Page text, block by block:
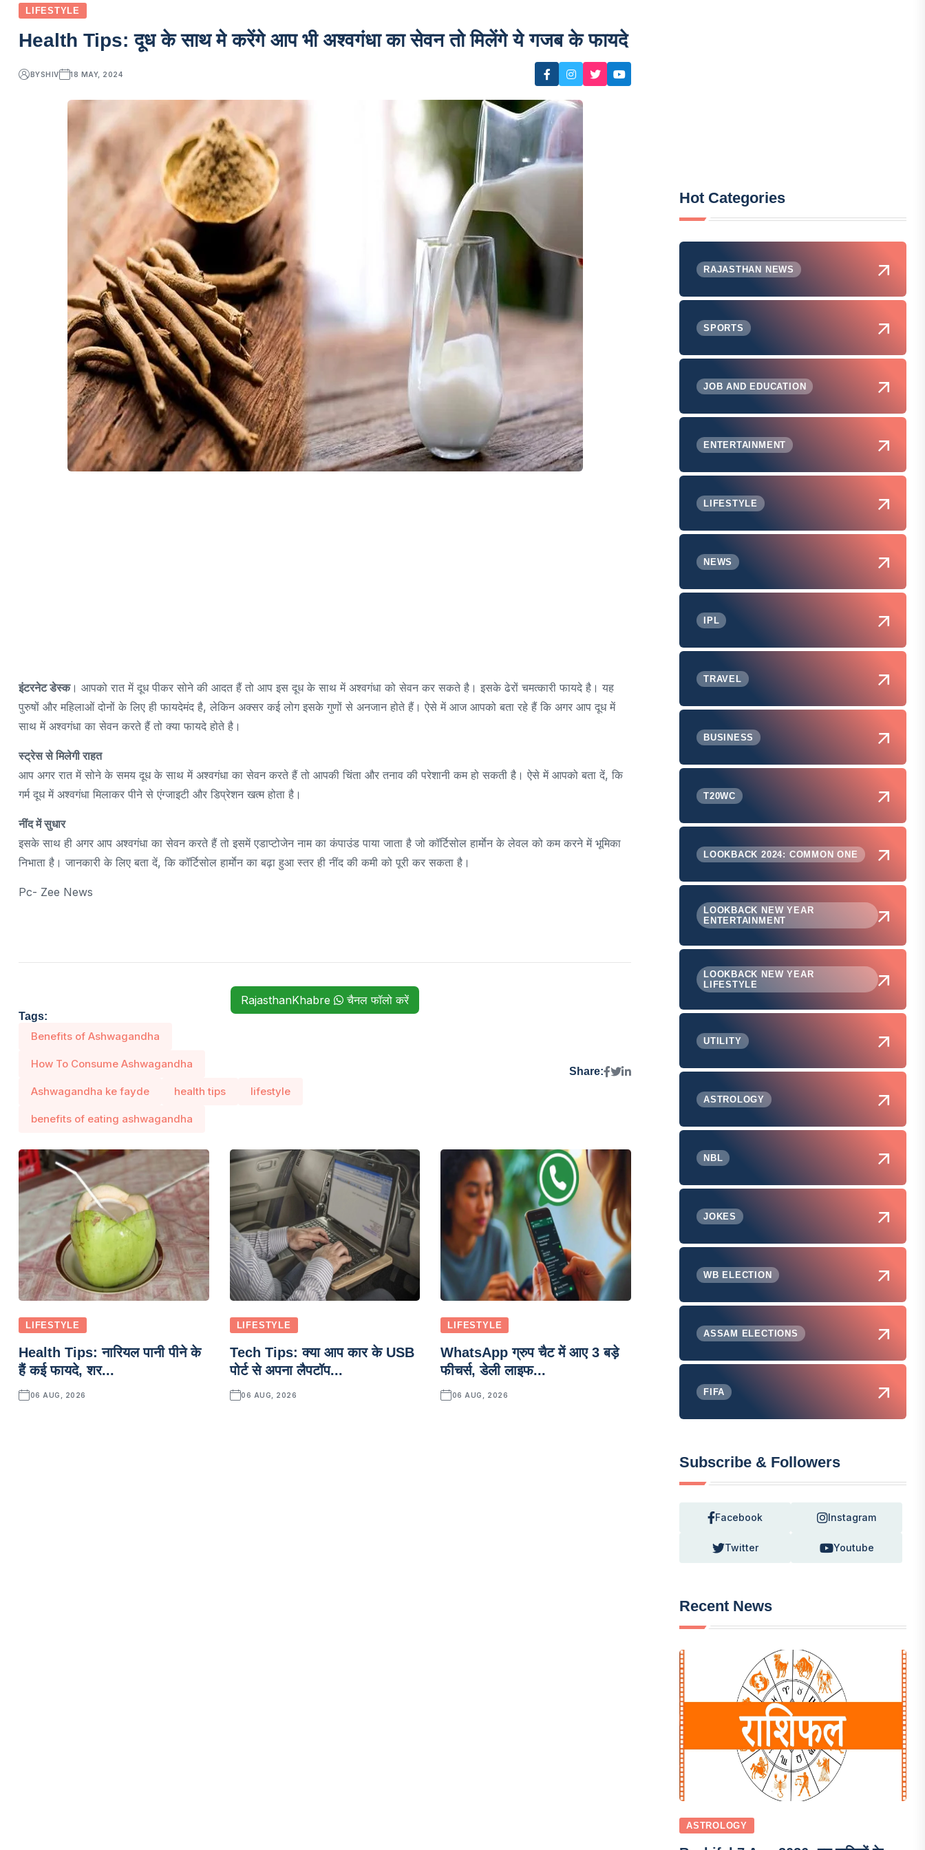
LIFESTYLE
Health Tips: दूध के साथ मे करेंगे आप भी अश्वगंधा का सेवन तो मिलेंगे ये गजब के फायदे
BYSHIV 18 MAY, 2024
इंटरनेट डेस्क। आपको रात में दूध पीकर सोने की आदत हैं तो आप इस दूध के साथ में अश्वगंधा को सेवन कर सकते है। इसके ढेरों चमत्कारी फायदे है। यह
पुरुषों और महिलाओं दोनों के लिए ही फायदेमंद है, लेकिन अक्सर कई लोग इसके गुणों से अनजान होते हैं। ऐसे में आज आपको बता रहे हैं कि अगर आप दूध में
साथ में अश्वगंधा का सेवन करते हैं तो क्या फायदे होते है।
स्ट्रेस से मिलेगी राहत
आप अगर रात में सोने के समय दूध के साथ में अश्वगंधा का सेवन करते हैं तो आपकी चिंता और तनाव की परेशानी कम हो सकती है। ऐसे में आपको बता दें, कि
गर्म दूध में अश्वगंधा मिलाकर पीने से एंग्जाइटी और डिप्रेशन खत्म होता है।
नींद में सुधार
इसके साथ ही अगर आप अश्वगंधा का सेवन करते हैं तो इसमें एडाप्टोजेन नाम का कंपाउंड पाया जाता है जो कॉर्टिसोल हार्माेन के लेवल को कम करने में भूमिका
निभाता है। जानकारी के लिए बता दें, कि कॉर्टिसोल हार्माेन का बढ़ा हुआ स्तर ही नींद की कमी को पूरी कर सकता है।
Pc- Zee News
RajasthanKhabre चैनल फॉलो करें
Tags:
Benefits of Ashwagandha
How To Consume Ashwagandha
Ashwagandha ke fayde health tips lifestyle
benefits of eating ashwagandha
Share:
LIFESTYLE
Health Tips: नारियल पानी पीने के
हैं कई फायदे, शर...
06 AUG, 2026
LIFESTYLE
Tech Tips: क्या आप कार के USB
पोर्ट से अपना लैपटॉप...
06 AUG, 2026
LIFESTYLE
WhatsApp ग्रुप चैट में आए 3 बड़े
फीचर्स, डेली लाइफ...
06 AUG, 2026
Hot Categories
RAJASTHAN NEWS
SPORTS
JOB AND EDUCATION
ENTERTAINMENT
LIFESTYLE
NEWS
IPL
TRAVEL
BUSINESS
T20WC
LOOKBACK 2024: COMMON ONE
LOOKBACK NEW YEAR
ENTERTAINMENT
LOOKBACK NEW YEAR
LIFESTYLE
UTILITY
ASTROLOGY
NBL
JOKES
WB ELECTION
ASSAM ELECTIONS
FIFA
Subscribe & Followers
Facebook Instagram
Twitter Youtube
Recent News
ASTROLOGY